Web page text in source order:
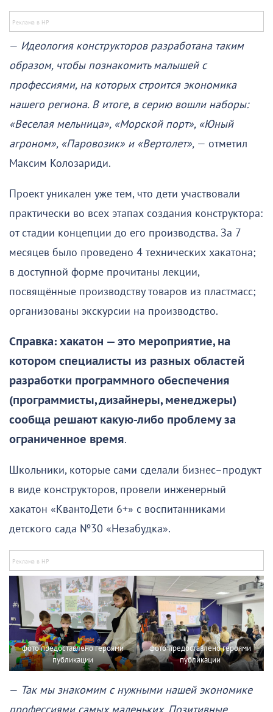
— Идеология конструкторов разработана таким
образом, чтобы познакомить малышей с
профессиями, на которых строится экономика
нашего региона. В итоге, в серию вошли наборы:
«Веселая мельница», «Морской порт», «Юный
агроном», «Паровозик» и «Вертолет», — отметил
Максим Колозариди.
Проект уникален уже тем, что дети участвовали
практически во всех этапах создания конструктора:
от стадии концепции до его производства. За 7
месяцев было проведено 4 технических хакатона;
в доступной форме прочитаны лекции,
посвящённые производству товаров из пластмасс;
организованы экскурсии на производство.
Справка: хакатон — это мероприятие, на
котором специалисты из разных областей
разработки программного обеспечения
(программисты, дизайнеры, менеджеры)
сообща решают какую-либо проблему за
ограниченное время.
Школьники, которые сами сделали бизнес–продукт
в виде конструкторов, провели инженерный
хакатон «КвантоДети 6+» с воспитанниками
детского сада №30 «Незабудка».
фото предоставлено героями
публикации
фото предоставлено героями
публикации
— Так мы знакомим с нужными нашей экономике